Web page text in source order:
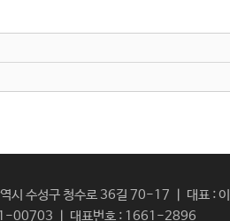
시 수성구 청수로 36길 70-17 ㅣ 대표 :
00703 ㅣ 대표번호 : 1661-2896